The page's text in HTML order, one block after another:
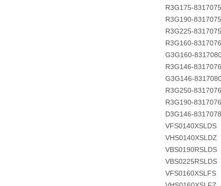
R3G175-
R3G190-
R3G225-
R3G160-
G3G160-
R3G146-
G3G146-
R3G250-
R3G190-
D3G146-
VFS0140XSLDS
VHS0140XSLDZ
VBS0190RSLDS
VBS0225RSLDS
VFS0160XSLFS